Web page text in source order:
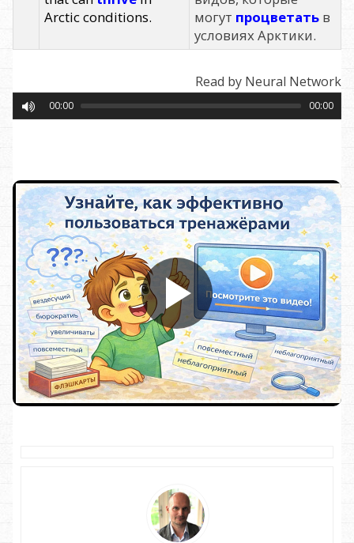
Arctic conditions.
могут процветать в
условиях Арктики.
Read by Neural Network
00:00 00:00